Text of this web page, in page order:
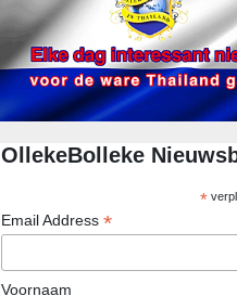
OllekeBolleke
*
Email Address *
Voornaam